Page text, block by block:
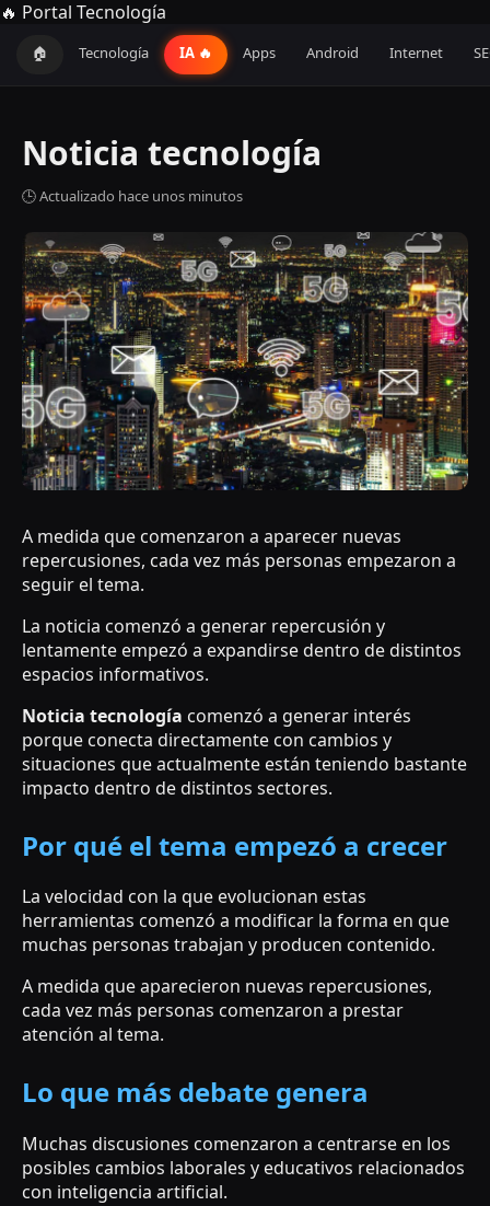
🔥 Portal Tecnología
🏠 Tecnología IA 🔥 Apps Android Internet
Noticia tecnología
🕒 Actualizado hace unos minutos
A medida que comenzaron a aparecer nuevas
repercusiones, cada vez más personas empezaron a
seguir el tema.
La noticia comenzó a generar repercusión y
lentamente empezó a expandirse dentro de distintos
espacios informativos.
Noticia tecnología comenzó a generar interés
porque conecta directamente con cambios y
situaciones que actualmente están teniendo bastante
impacto dentro de distintos sectores.
Por qué el tema empezó a crecer
La velocidad con la que evolucionan estas
herramientas comenzó a modificar la forma en que
muchas personas trabajan y producen contenido.
A medida que aparecieron nuevas repercusiones,
cada vez más personas comenzaron a prestar
atención al tema.
Lo que más debate genera
Muchas discusiones comenzaron a centrarse en los
posibles cambios laborales y educativos relacionados
con inteligencia artificial.